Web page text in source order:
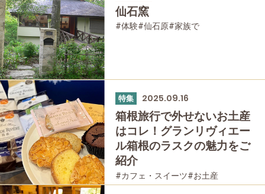
仙石窯
#体験#仙石原#家族で
特集 2025.09.16
箱根旅行で外せないお土産
はコレ！グランリヴィエー
ル箱根のラスクの魅力をご
紹介
#カフェ・スイーツ#お土産
#箱根湯本#仙石原#家族で